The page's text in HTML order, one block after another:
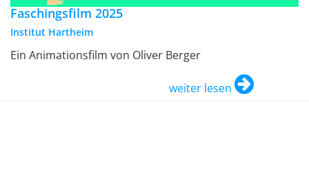
Faschingsfilm 2025
Institut Hartheim
Ein Animationsfilm von Oliver Berger
weiter lesen